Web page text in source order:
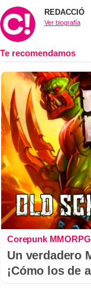
REDACCIÓ
Ver biografía
Corepunk MMORPG
Un verdadero
¡Cómo los de